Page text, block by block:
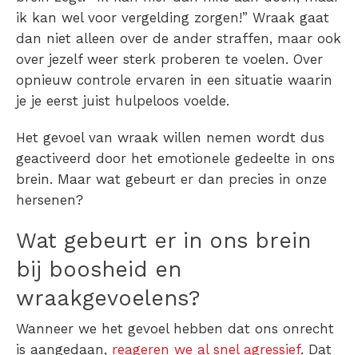
ik kan wel voor vergelding zorgen!” Wraak gaat
dan niet alleen over de ander straffen, maar ook
over jezelf weer sterk proberen te voelen. Over
opnieuw controle ervaren in een situatie waarin
je je eerst juist hulpeloos voelde.
Het gevoel van wraak willen nemen wordt dus
geactiveerd door het emotionele gedeelte in ons
brein. Maar wat gebeurt er dan precies in onze
hersenen?
Wat gebeurt er in ons brein
bij boosheid en
wraakgevoelens?
Wanneer we het gevoel hebben dat ons onrecht
is aangedaan, reageren we al snel agressief. Dat